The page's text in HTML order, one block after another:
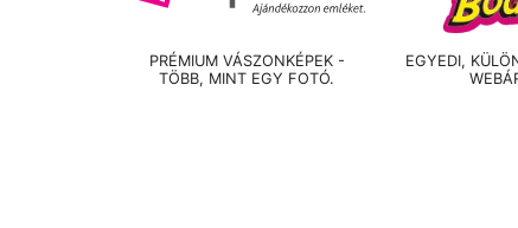
PRÉMIUM VÁSZONKÉPEK -
TÖBB, MINT EGY FOTÓ.
EGYEDI,